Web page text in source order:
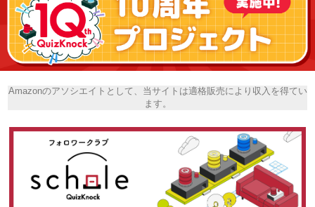
Amazonのアソシエイトとして、当サイトは適格販売により収入を得てい
ます。